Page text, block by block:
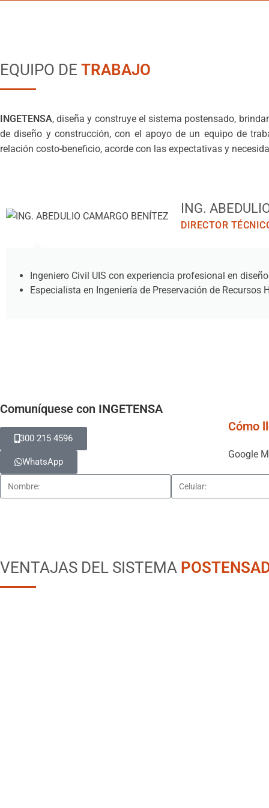
EQUIPO DE TRABAJO
INGETENSA, diseña y construye el sistema postensado,
de diseño y construcción, con el apoyo de un equipo de
relación costo-beneficio, acorde con las expectativas y
Ingeniero Civil UIS con experiencia profesional en
Especialista en Ingeniería de Preservación de
ING.
DIRECTOR
Comuníquese con INGETENSA
300 215 4596
WhatsApp
Cómo
Google
VENTAJAS DEL SISTEMA